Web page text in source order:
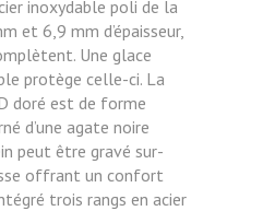
inoxydable poli de la
et 6,9 mm d’épaisseur,
Une glace
protège celle-ci. La
doré est de forme
d’une agate noire
peut être gravé sur-
offrant un confort
trois rangs en acier